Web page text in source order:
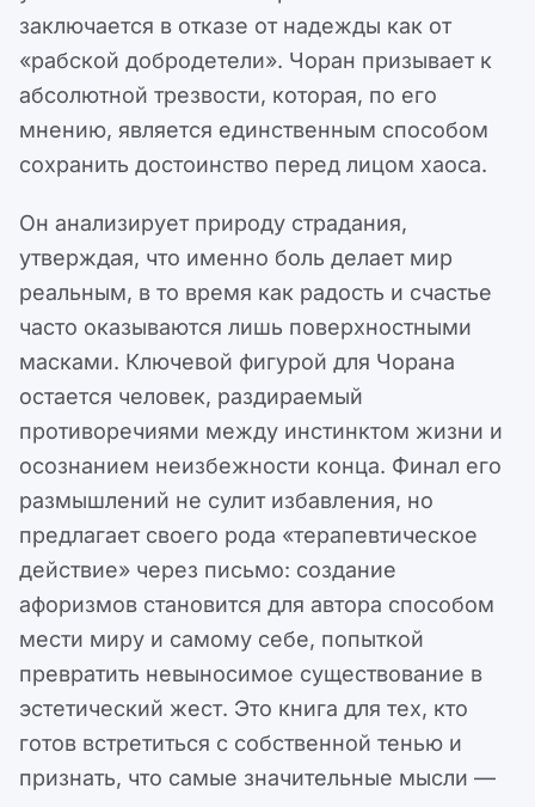
заключается в отказе от надежды как от
«рабской добродетели». Чоран призывает к
абсолютной трезвости, которая, по его
мнению, является единственным способом
сохранить достоинство перед лицом хаоса.
Он анализирует природу страдания,
утверждая, что именно боль делает мир
реальным, в то время как радость и счастье
часто оказываются лишь поверхностными
масками. Ключевой фигурой для Чорана
остается человек, раздираемый
противоречиями между инстинктом жизни и
осознанием неизбежности конца. Финал его
размышлений не сулит избавления, но
предлагает своего рода «терапевтическое
действие» через письмо: создание
афоризмов становится для автора способом
мести миру и самому себе, попыткой
превратить невыносимое существование в
эстетический жест. Это книга для тех, кто
готов встретиться с собственной тенью и
признать, что самые значительные мысли —